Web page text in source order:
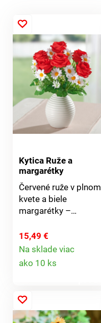
Kytica Ruže a
margarétky
Červené ruže v plnom
kvete a biele
margarétky –
praktické, že táto
nádherná kytica nikdy
nevädne. Nevyžaduje
Ako skutočné. Ruže v
plnom kvete.
Jednoduchá údržba.
15,49 €
Na sklade viac
ako 10 ks